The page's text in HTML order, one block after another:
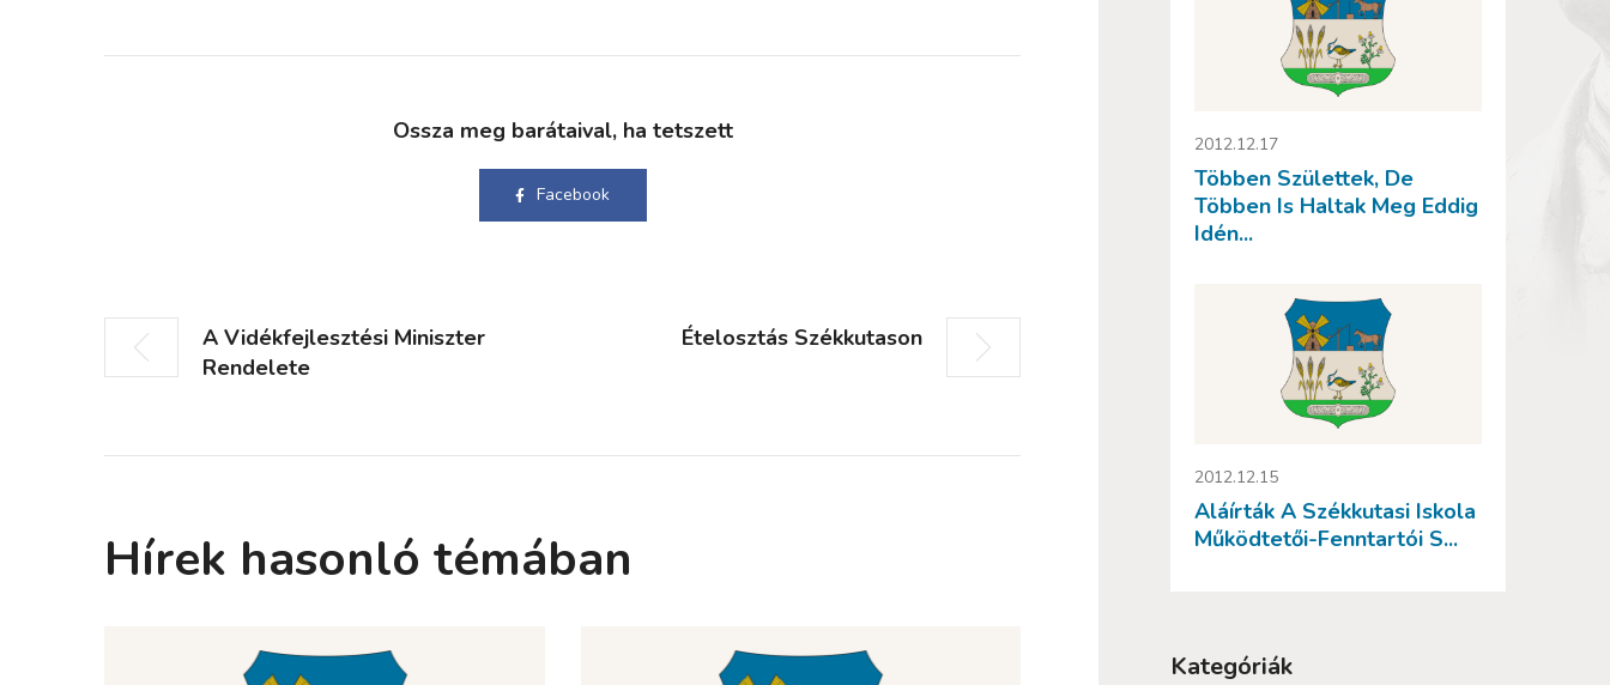
Ossza meg barátaival, ha tetszett
Facebook
A Vidékfejlesztési Miniszter
Rendelete
Ételosztás Székkutason
Hírek hasonló témában
2012.12.17
Többen Születtek, De
Többen Is Haltak Meg Eddig
Idén...
2012.12.15
Aláírták A Székkutasi Iskola
Működtetői-Fenntartói S...
Kategóriák